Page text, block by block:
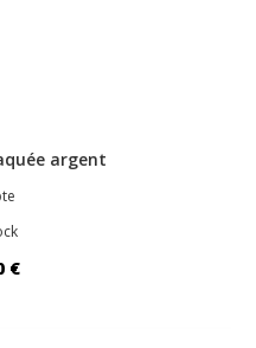
argent
€